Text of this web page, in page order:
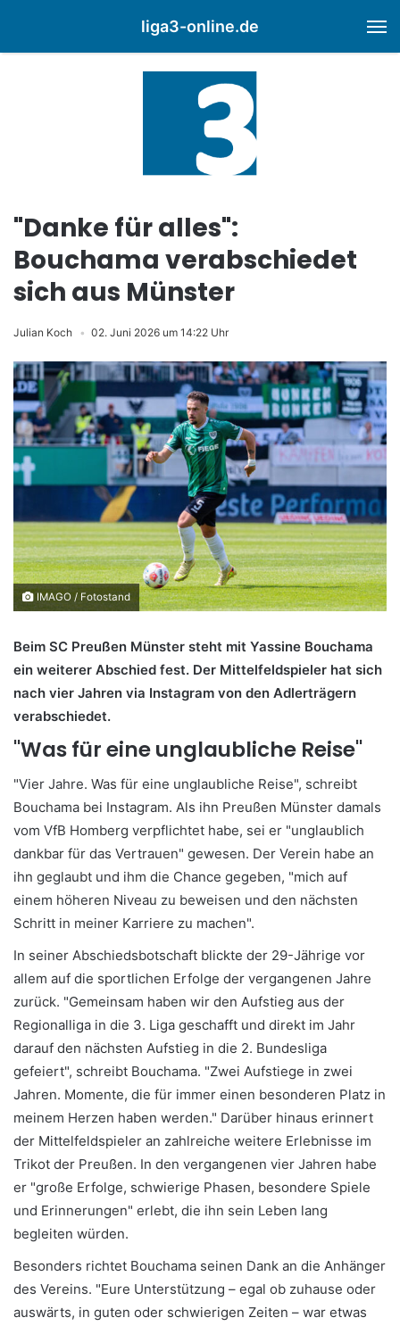
liga3-online.de
"Danke für alles":
Bouchama verabschiedet
sich aus Münster
Julian Koch 02. Juni 2026 um 14:22 Uhr
IMAGO / Fotostand
Beim SC Preußen Münster steht mit Yassine Bouchama
ein weiterer Abschied fest. Der Mittelfeldspieler hat sich
nach vier Jahren via Instagram von den Adlerträgern
verabschiedet.
"Was für eine unglaubliche Reise"
"Vier Jahre. Was für eine unglaubliche Reise", schreibt
Bouchama bei Instagram. Als ihn Preußen Münster damals
vom VfB Homberg verpflichtet habe, sei er "unglaublich
dankbar für das Vertrauen" gewesen. Der Verein habe an
ihn geglaubt und ihm die Chance gegeben, "mich auf
einem höheren Niveau zu beweisen und den nächsten
Schritt in meiner Karriere zu machen".
In seiner Abschiedsbotschaft blickte der 29-Jährige vor
allem auf die sportlichen Erfolge der vergangenen Jahre
zurück. "Gemeinsam haben wir den Aufstieg aus der
Regionalliga in die 3. Liga geschafft und direkt im Jahr
darauf den nächsten Aufstieg in die 2. Bundesliga
gefeiert", schreibt Bouchama. "Zwei Aufstiege in zwei
Jahren. Momente, die für immer einen besonderen Platz in
meinem Herzen haben werden." Darüber hinaus erinnert
der Mittelfeldspieler an zahlreiche weitere Erlebnisse im
Trikot der Preußen. In den vergangenen vier Jahren habe
er "große Erfolge, schwierige Phasen, besondere Spiele
und Erinnerungen" erlebt, die ihn sein Leben lang
begleiten würden.
Besonders richtet Bouchama seinen Dank an die Anhänger
des Vereins. "Eure Unterstützung – egal ob zuhause oder
auswärts, in guten oder schwierigen Zeiten – war etwas